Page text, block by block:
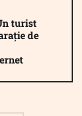
turist
de